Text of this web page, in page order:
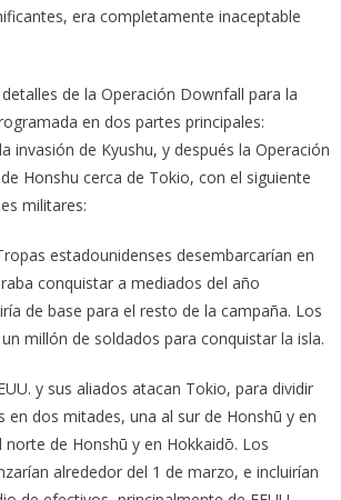
era completamente inaceptable
de la Operación Downfall para la
en dos partes principales:
invasión de Kyushu, y después la Operación
Honshu cerca de Tokio, con el siguiente
militares:
estadounidenses desembarcarían en
conquistar a mediados del año
de base para el resto de la campaña. Los
millón de soldados para conquistar la isla.
y sus aliados atacan Tokio, para dividir
en dos mitades, una al sur de Honshū y en
norte de Honshū y en Hokkaidō. Los
alrededor del 1 de marzo, e incluirían